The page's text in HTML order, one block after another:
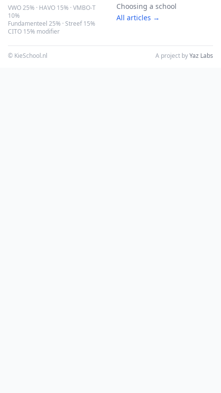
VWO 25% · HAVO 15% · VMBO-T
10%
Fundamenteel 25% · Streef 15%
CITO 15% modifier
Choosing a school
All articles →
© KieSchool.nl A project byYaz Labs